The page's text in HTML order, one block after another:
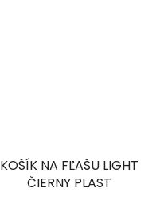
KOŠÍK NA FĽAŠU LIGHT
ČIERNY PLAST